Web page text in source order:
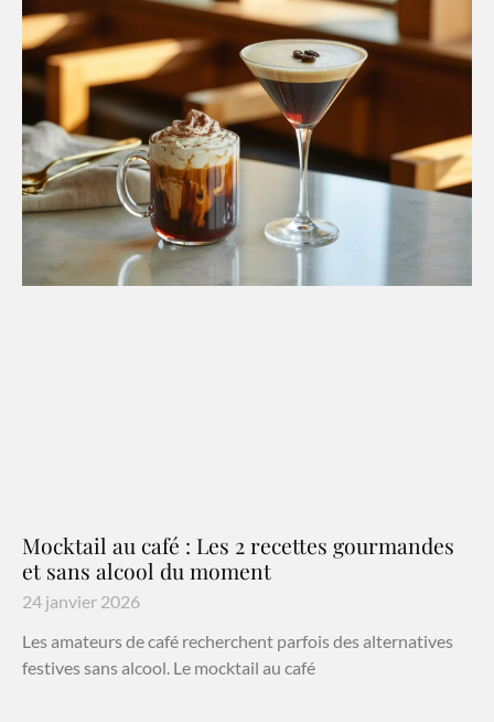
Mocktail au café : Les 2 recettes gourmandes
et sans alcool du moment
24 janvier 2026
Les amateurs de café recherchent parfois des alternatives
festives sans alcool. Le mocktail au café